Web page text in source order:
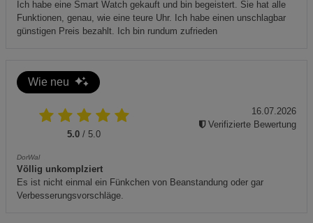
Zusätzliche Hinweise
Schutzkleidung.
Produkt ist CE-gekennzeichnet und entspricht den EU-
Vorschriften für persönliche Schutzausrüstung.
zu minimieren.
Ich habe eine Smart Watch gekauft und bin begeistert. Sie hat alle
Funktionen, genau, wie eine teure Uhr. Ich habe einen unschlagbar
günstigen Preis bezahlt. Ich bin rundum zufrieden
Wie neu
5.0 / 5.0
DorWal
Völlig unkomplziert
Es ist nicht einmal ein Fünkchen von Beanstandung oder gar
Verbesserungsvorschläge.
16.07.2026
Verifizierte Bewertung